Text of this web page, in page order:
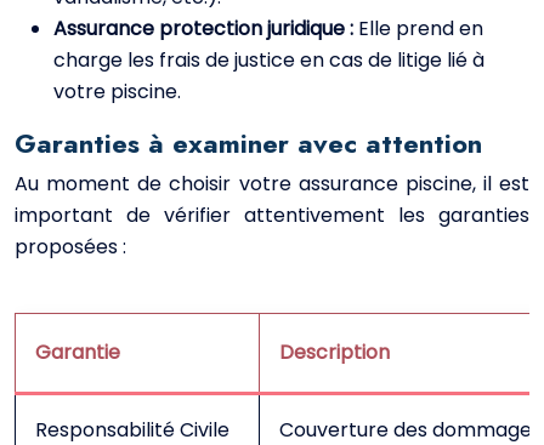
Assurance protection juridique : Elle prend en
charge les frais de justice en cas de litige lié à
votre piscine.
Garanties à examiner avec attention
Au moment de choisir votre assurance piscine, il est
important de vérifier attentivement les garanties
proposées :
Garantie Description
Responsabilité Civile Couverture des